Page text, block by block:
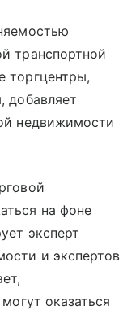
транспортной
торгцентры,
добавляет
недвижимости
на фоне
эксперт
и экспертов
оказаться